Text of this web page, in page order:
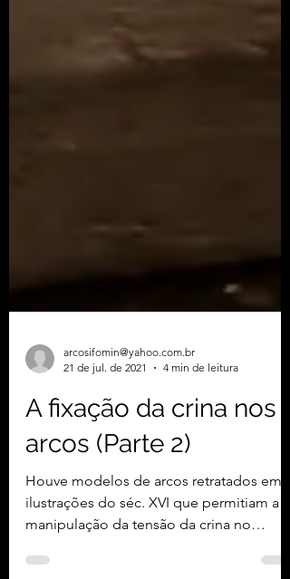
arcosifomin@yahoo.com.br
21 de jul. de 2021
4 min de leitura
A fixação da crina nos
arcos (Parte 2)
Houve modelos de arcos retratados em
manipulação da tensão da crina no